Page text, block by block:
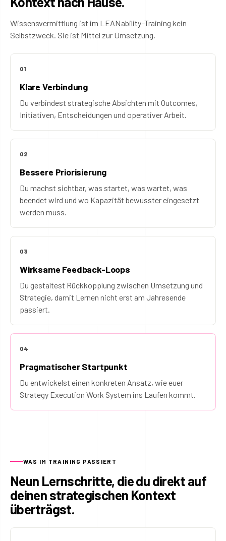
Wissensvermittlung ist im LEANability-Training kein
Selbstzweck. Sie ist Mittel zur Umsetzung.
01
Klare Verbindung
Du verbindest strategische Absichten mit Outcomes,
Initiativen, Entscheidungen und operativer Arbeit.
02
Bessere Priorisierung
Du machst sichtbar, was startet, was wartet, was
beendet wird und wo Kapazität bewusster eingesetzt
werden muss.
03
Wirksame Feedback-Loops
Du gestaltest Rückkopplung zwischen Umsetzung und
Strategie, damit Lernen nicht erst am Jahresende
passiert.
04
Pragmatischer Startpunkt
Du entwickelst einen konkreten Ansatz, wie euer
Strategy Execution Work System ins Laufen kommt.
WAS IM TRAINING PASSIERT
Neun Lernschritte, die du direkt auf
deinen strategischen Kontext
überträgst.